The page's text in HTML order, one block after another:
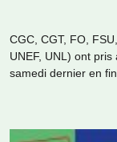
CGC, CGT, FO,
UNEF, UNL) ont
samedi der­nier en